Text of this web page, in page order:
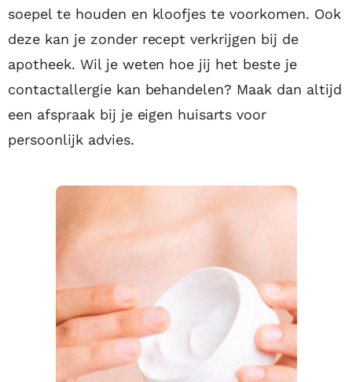
soepel te houden en kloofjes te voorkomen. Ook
deze kan je zonder recept verkrijgen bij de
apotheek. Wil je weten hoe jij het beste je
contactallergie kan behandelen? Maak dan altijd
een afspraak bij je eigen huisarts voor
persoonlijk advies.